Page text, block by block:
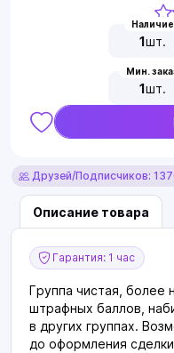
Наличие
1шт.
Мин.
1шт.
Друзей/Подписчиков:
Описание товара
Гарантия: 1 час
Группа чистая, более
штрафных баллов,
в других группах.
до оформления